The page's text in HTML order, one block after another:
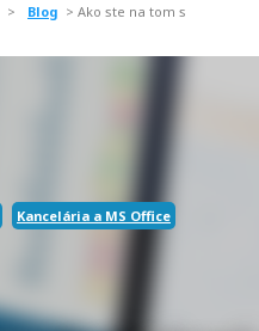
> Blog > Ako ste na tom s
Kancelária a MS Office